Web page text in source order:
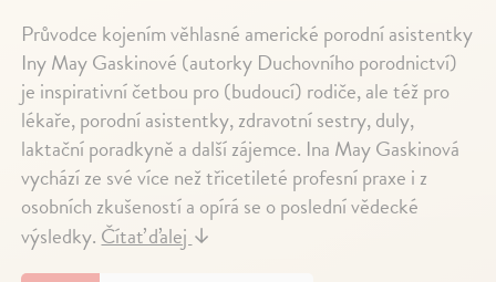
Průvodce kojením věhlasné americké porodní asistentky
Iny May Gaskinové (autorky Duchovního porodnictví)
je inspirativní četbou pro (budoucí) rodiče, ale též pro
lékaře, porodní asistentky, zdravotní sestry, duly,
laktační poradkyně a další zájemce. Ina May Gaskinová
vychází ze své více než třicetileté profesní praxe i z
osobních zkušeností a opírá se o poslední vědecké
výsledky. Čítať ďalej ↓